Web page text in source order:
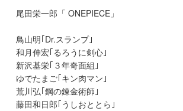
尾田栄一郎「 ONEPIECE」
鳥山明｢Dr.スランプ｣
和月伸宏｢るろうに剣心｣
新沢基栄｢３年奇面組｣
ゆでたまご｢キン肉マン｣
荒川弘｢鋼の錬金術師｣
藤田和日郎｢うしおととら｣